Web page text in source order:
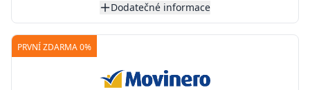
Dodatečné informace
PRVNÍ ZDARMA 0%